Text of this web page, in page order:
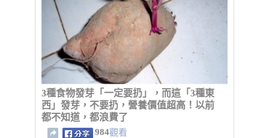
3種食物發芽「一定要扔」，而這「3種東
西」發芽，不要扔，營養價值超高！以前
都不知道，都浪費了
984觀看